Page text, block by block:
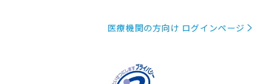
医療機関の方向け ログインページ